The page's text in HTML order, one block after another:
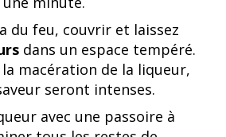
du feu, couvrir et laissez
dans un espace tempéré.
macération de la liqueur,
seront intenses.
avec une passoire à